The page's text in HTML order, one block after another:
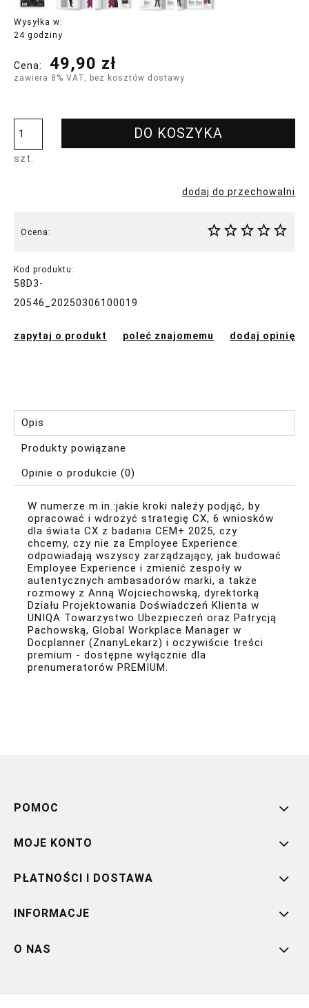
Wysyłka w:
24 godziny
Cena: 49,90 zł
zawiera 8% VAT, bez kosztów dostawy
szt.
DO KOSZYKA
dodaj do przechowalni
Ocena:
Kod produktu:
58D3-
20546_20250306100019
zapytaj o produkt poleć znajomemu dodaj opinię
Opis
Produkty powiązane
Opinie o produkcie (0)
W numerze m.in.:jakie kroki należy podjąć, by
opracować i wdrożyć strategię CX, 6 wniosków
dla świata CX z badania CEM+ 2025, czy
chcemy, czy nie za Employee Experience
odpowiadają wszyscy zarządzający, jak budować
Employee Experience i zmienić zespoły w
autentycznych ambasadorów marki, a także
rozmowy z Anną Wojciechowską, dyrektorką
Działu Projektowania Doświadczeń Klienta w
UNIQA Towarzystwo Ubezpieczeń oraz Patrycją
Pachowską, Global Workplace Manager w
Docplanner (ZnanyLekarz) i oczywiście treści
premium - dostępne wyłącznie dla
prenumeratorów PREMIUM.
POMOC
MOJE KONTO
PŁATNOŚCI I DOSTAWA
INFORMACJE
O NAS